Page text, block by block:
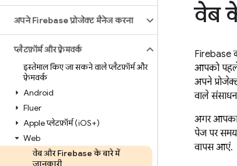
अपने Firebase प्रोजेक्ट मैनेज करना
प्लैटफ़ॉर्म और फ़्रेमवर्क
इस्तेमाल किए जा सकने वाले प्लैटफ़ॉर्म और
फ़्रेमवर्क
Android
Flutter
Apple प्लेटफ़ॉर्म (iOS+)
Web
वेब और Firebase के बारे में
जानकारी
वेब
Firebase
आपको पहले
अपने
वाले
अगर आपका
पेज पर
वापस आएं.